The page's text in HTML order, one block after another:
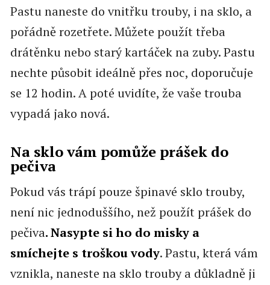
Pastu naneste do vnitřku trouby, i na sklo, a
pořádně rozetřete. Můžete použít třeba
drátěnku nebo starý kartáček na zuby. Pastu
nechte působit ideálně přes noc, doporučuje
se 12 hodin. A poté uvidíte, že vaše trouba
vypadá jako nová.
Na sklo vám pomůže prášek do
pečiva
Pokud vás trápí pouze špinavé sklo trouby,
není nic jednoduššího, než použít prášek do
pečiva. Nasypte si ho do misky a
smíchejte s troškou vody. Pastu, která vám
vznikla, naneste na sklo trouby a důkladně ji